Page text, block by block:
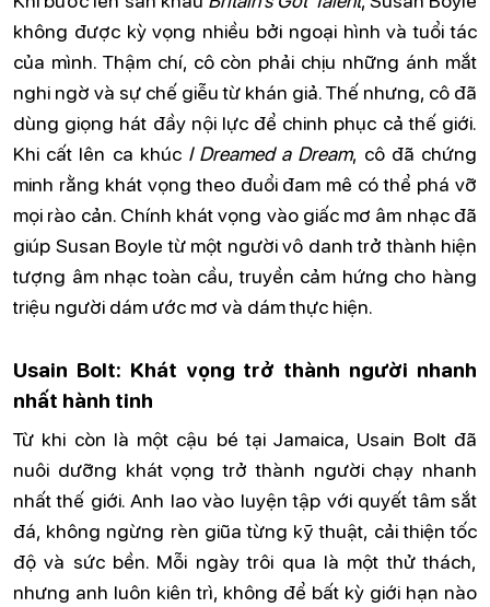
không được kỳ vọng nhiều bởi ngoại hình và tuổi tác
của mình. Thậm chí, cô còn phải chịu những ánh mắt
nghi ngờ và sự chế giễu từ khán giả. Thế nhưng, cô đã
dùng giọng hát đầy nội lực để chinh phục cả thế giới.
Khi cất lên ca khúc I Dreamed a Dream, cô đã chứng
minh rằng khát vọng theo đuổi đam mê có thể phá vỡ
mọi rào cản. Chính khát vọng vào giấc mơ âm nhạc đã
giúp Susan Boyle từ một người vô danh trở thành hiện
tượng âm nhạc toàn cầu, truyền cảm hứng cho hàng
triệu người dám ước mơ và dám thực hiện.
Usain Bolt: Khát vọng trở thành người nhanh
nhất hành tinh
Từ khi còn là một cậu bé tại Jamaica, Usain Bolt đã
nuôi dưỡng khát vọng trở thành người chạy nhanh
nhất thế giới. Anh lao vào luyện tập với quyết tâm sắt
đá, không ngừng rèn giũa từng kỹ thuật, cải thiện tốc
độ và sức bền. Mỗi ngày trôi qua là một thử thách,
nhưng anh luôn kiên trì, không để bất kỳ giới hạn nào